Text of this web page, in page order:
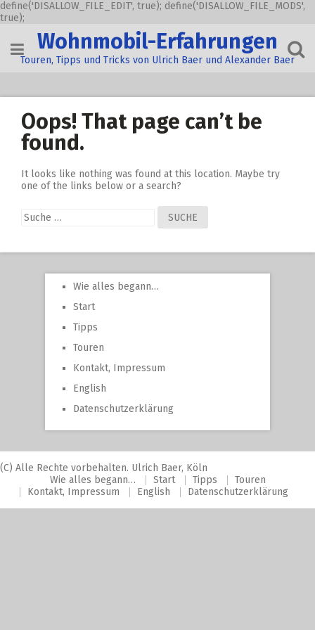
define('DISALLOW_FILE_EDIT', true); define('DISALLOW_FILE_MODS',
true);
content
Wohnmobil-Erfahrungen
Touren, Tipps und Tricks von Ulrich Baer und Alexander Baer
Oops! That page can’t be
found.
It looks like nothing was found at this location. Maybe try
one of the links below or a search?
Suche
nach:
Wie alles begann…
Start
Tipps
Touren
Kontakt, Impressum
English
Datenschutzerklärung
(C) Alle Rechte vorbehalten. Ulrich Baer, Köln
Wie alles begann…
Start Tipps
Touren
Kontakt, Impressum
English Datenschutzerklärung